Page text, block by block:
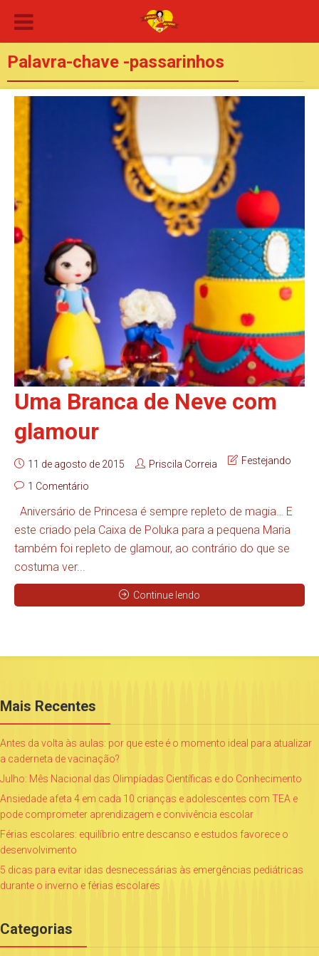
Palavra-chave -passarinhos
Uma Branca de Neve com
glamour
11 de agosto de 2015 Priscila Correia Festejando
1 Comentário
Aniversário de Princesa é sempre repleto de magia… E
este criado pela Caixa de Poluka para a pequena Maria
também foi repleto de glamour, ao contrário do que se
costuma ver...
Continue lendo
Mais Recentes
Antes da volta às aulas: por que este é o momento ideal para atualizar
a caderneta de vacinação?
Julho: Mês Nacional das Olimpíadas Científicas e do Conhecimento
Ansiedade afeta 4 em cada 10 crianças e adolescentes com TEA e
pode comprometer aprendizagem e convivência escolar
Férias escolares: equilíbrio entre descanso e estudos favorece o
desenvolvimento
5 dicas para evitar idas desnecessárias às emergências pediátricas
durante o inverno e férias escolares
Categorias